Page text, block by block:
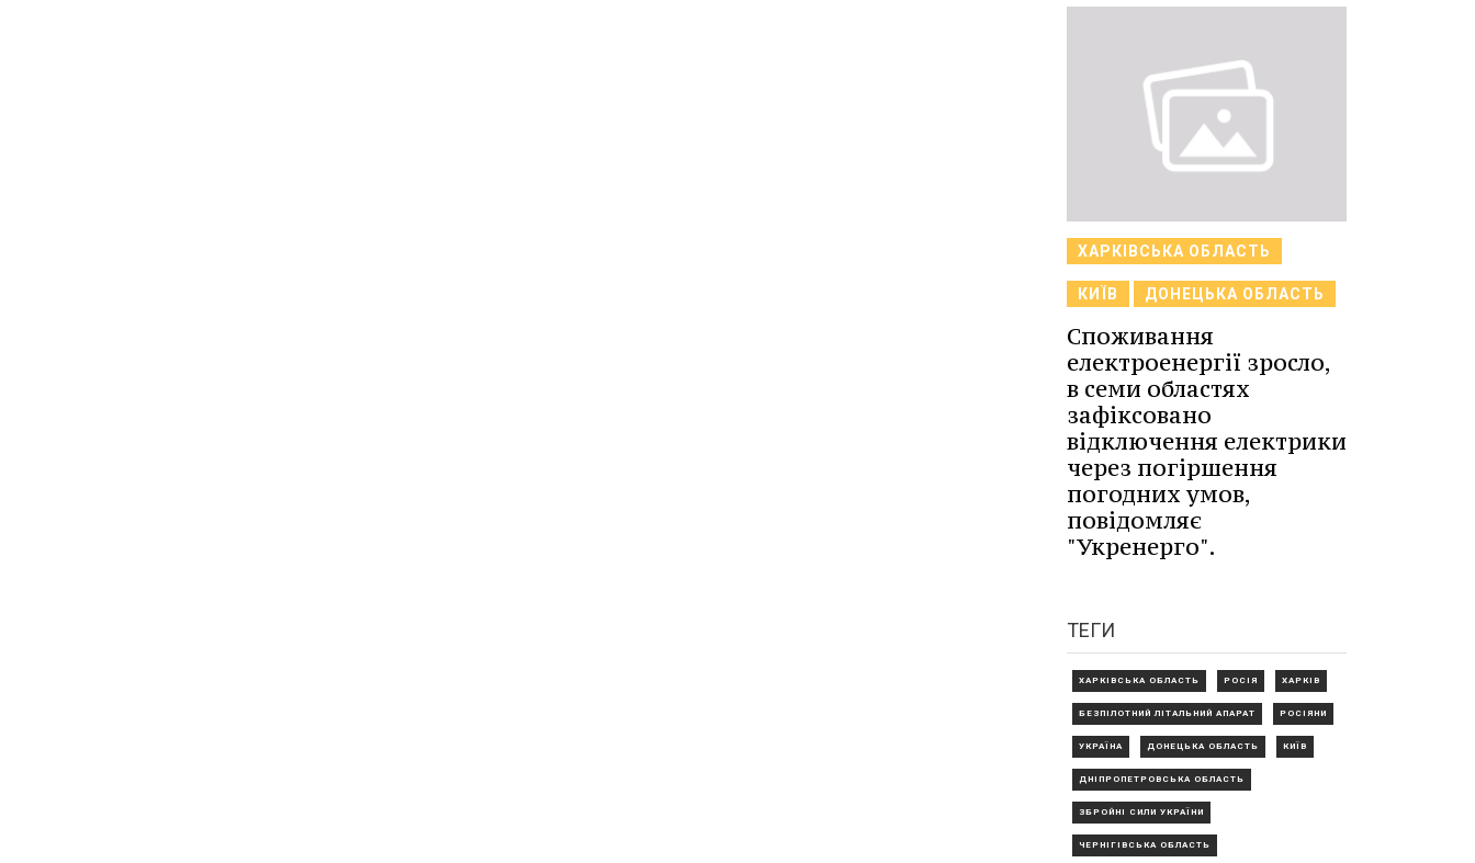
ХАРКІВСЬКА ОБЛАСТЬ
КИЇВ ДОНЕЦЬКА ОБЛАСТЬ
Споживання
електроенергії зросло,
в семи областях
зафіксовано
відключення електрики
через погіршення
погодних умов,
повідомляє
"Укренерго".
ТЕГИ
ХАРКІВСЬКА ОБЛАСТЬ РОСІЯ ХАРКІВ
БЕЗПІЛОТНИЙ ЛІТАЛЬНИЙ АПАРАТ РОСІЯНИ
УКРАЇНА ДОНЕЦЬКА ОБЛАСТЬ КИЇВ
ДНІПРОПЕТРОВСЬКА ОБЛАСТЬ
ЗБРОЙНІ СИЛИ УКРАЇНИ
ЧЕРНІГІВСЬКА ОБЛАСТЬ